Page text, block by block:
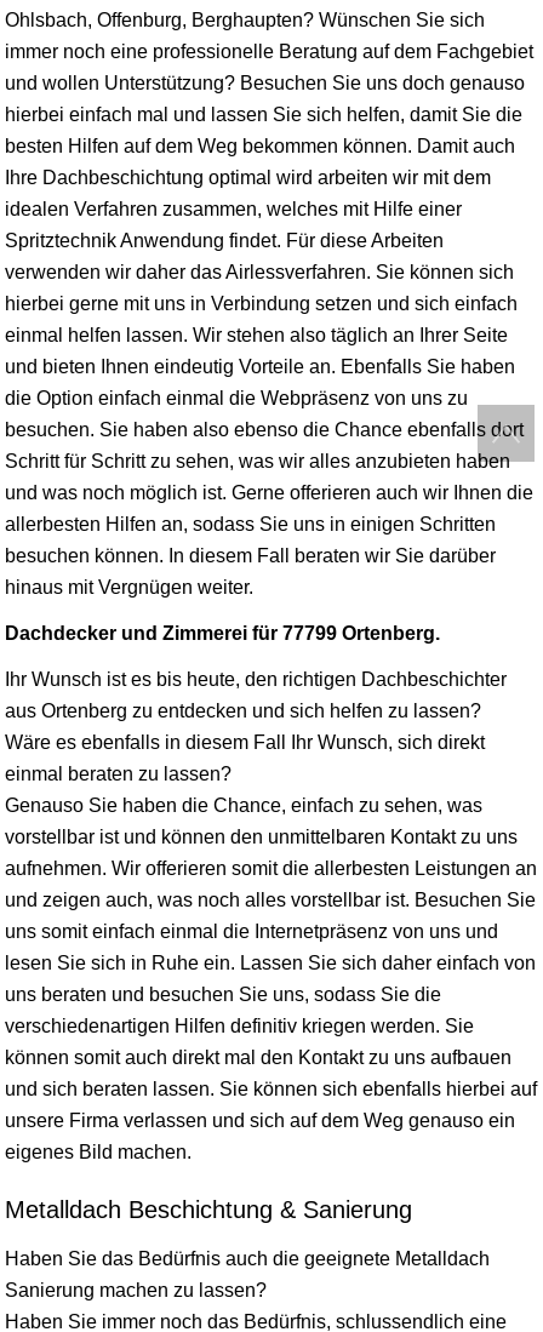
Ohlsbach, Offenburg, Berghaupten? Wünschen Sie sich
immer noch eine professionelle Beratung auf dem Fachgebiet
und wollen Unterstützung? Besuchen Sie uns doch genauso
hierbei einfach mal und lassen Sie sich helfen, damit Sie die
besten Hilfen auf dem Weg bekommen können. Damit auch
Ihre Dachbeschichtung optimal wird arbeiten wir mit dem
idealen Verfahren zusammen, welches mit Hilfe einer
Spritztechnik Anwendung findet. Für diese Arbeiten
verwenden wir daher das Airlessverfahren. Sie können sich
hierbei gerne mit uns in Verbindung setzen und sich einfach
einmal helfen lassen. Wir stehen also täglich an Ihrer Seite
und bieten Ihnen eindeutig Vorteile an. Ebenfalls Sie haben
die Option einfach einmal die Webpräsenz von uns zu
besuchen. Sie haben also ebenso die Chance ebenfalls dort
Schritt für Schritt zu sehen, was wir alles anzubieten haben
und was noch möglich ist. Gerne offerieren auch wir Ihnen die
allerbesten Hilfen an, sodass Sie uns in einigen Schritten
besuchen können. In diesem Fall beraten wir Sie darüber
hinaus mit Vergnügen weiter.
Dachdecker und Zimmerei für 77799 Ortenberg.
Ihr Wunsch ist es bis heute, den richtigen Dachbeschichter
aus Ortenberg zu entdecken und sich helfen zu lassen?
Wäre es ebenfalls in diesem Fall Ihr Wunsch, sich direkt
einmal beraten zu lassen?
Genauso Sie haben die Chance, einfach zu sehen, was
vorstellbar ist und können den unmittelbaren Kontakt zu uns
aufnehmen. Wir offerieren somit die allerbesten Leistungen an
und zeigen auch, was noch alles vorstellbar ist. Besuchen Sie
uns somit einfach einmal die Internetpräsenz von uns und
lesen Sie sich in Ruhe ein. Lassen Sie sich daher einfach von
uns beraten und besuchen Sie uns, sodass Sie die
verschiedenartigen Hilfen definitiv kriegen werden. Sie
können somit auch direkt mal den Kontakt zu uns aufbauen
und sich beraten lassen. Sie können sich ebenfalls hierbei auf
unsere Firma verlassen und sich auf dem Weg genauso ein
eigenes Bild machen.
Metalldach Beschichtung & Sanierung
Haben Sie das Bedürfnis auch die geeignete Metalldach
Sanierung machen zu lassen?
Haben Sie immer noch das Bedürfnis, schlussendlich eine